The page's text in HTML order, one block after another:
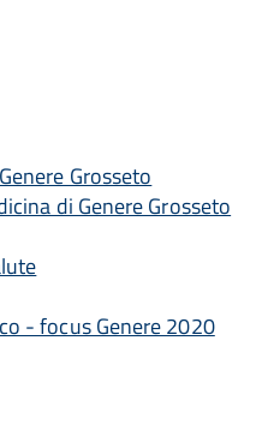
Grosseto
di Genere Grosseto
- focus Genere 2020